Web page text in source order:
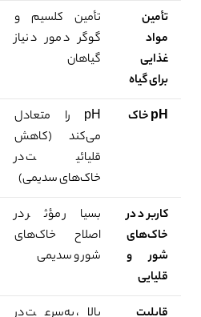
تأمین
مواد
غذایی
برای گیاه
تأمین کلسیم و
گوگرد مورد نیاز
گیاهان
pH خاک
pH را متعادل
می‌کند (کاهش
قلیائیت در
خاک‌های سدیمی)
کاربرد در
خاک‌های
شور و
قلیایی
بسیار مؤثر در
اصلاح خاک‌های
شور و سدیمی